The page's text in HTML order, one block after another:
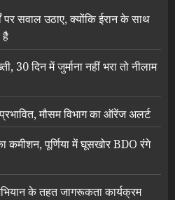
सवाल उठाए, क्योंकि ईरान के साथ
है
30 दिन में जुर्माना नहीं भरा तो नीलाम
मौसम विभाग का ऑरेंज अलर्ट
पूर्णिया में घूसखोर BDO रंगे
के तहत जागरूकता कार्यक्रम